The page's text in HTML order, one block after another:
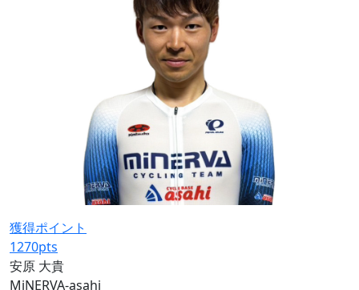
獲得ポイント
1270pts
安原 大貴
MiNERVA-asahi